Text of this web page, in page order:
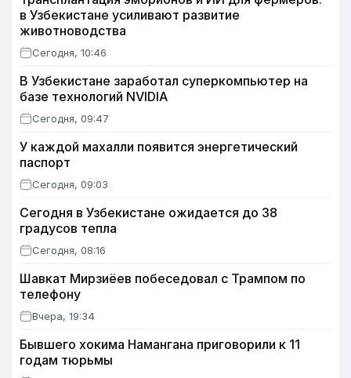
в Узбекистане усиливают развитие
животноводства
Сегодня, 10:46
В Узбекистане заработал суперкомпьютер на
базе технологий NVIDIA
Сегодня, 09:47
У каждой махалли появится энергетический
паспорт
Сегодня, 09:03
Сегодня в Узбекистане ожидается до 38
градусов тепла
Сегодня, 08:16
Шавкат Мирзиёев побеседовал с Трампом по
телефону
Вчера, 19:34
Бывшего хокима Намангана приговорили к 11
годам тюрьмы